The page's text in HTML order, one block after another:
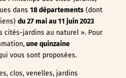
dans 18 départements(dont
du 27 mai au 11 juin2023
cités-jardins au naturel ». Pour
une quinzaine
vous sont proposées.
clos, venelles, jardins